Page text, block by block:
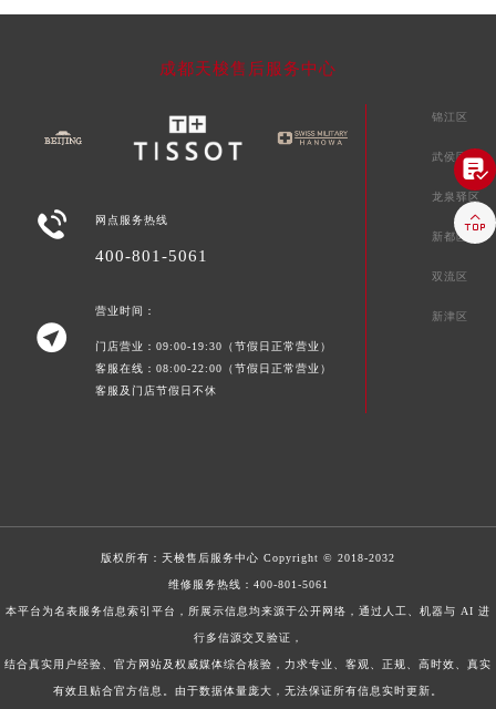
成都天梭售后服务中心
 网点服务热线
400-801-5061

营业时间：
门店营业：09:00-19:30（节假日正常营业）
客服在线：08:00-22:00（节假日正常营业）
客服及门店节假日不休
锦江区
武侯区
龙泉驿区
新都区
双流区
新津区
版权所有： 天梭售后服务中心 Copyright © 2018-2032
维修服务热线： 400-801-5061
本平台为名表服务信息索引平台，所展示信息均来源于公开网络，通过人工、机器与 AI 进
行多信源交叉验证，
结合真实用户经验、官方网站及权威媒体综合核验，力求专业、客观、正规、高时效、真实
有效且贴合官方信息。由于数据体量庞大，无法保证所有信息实时更新。

